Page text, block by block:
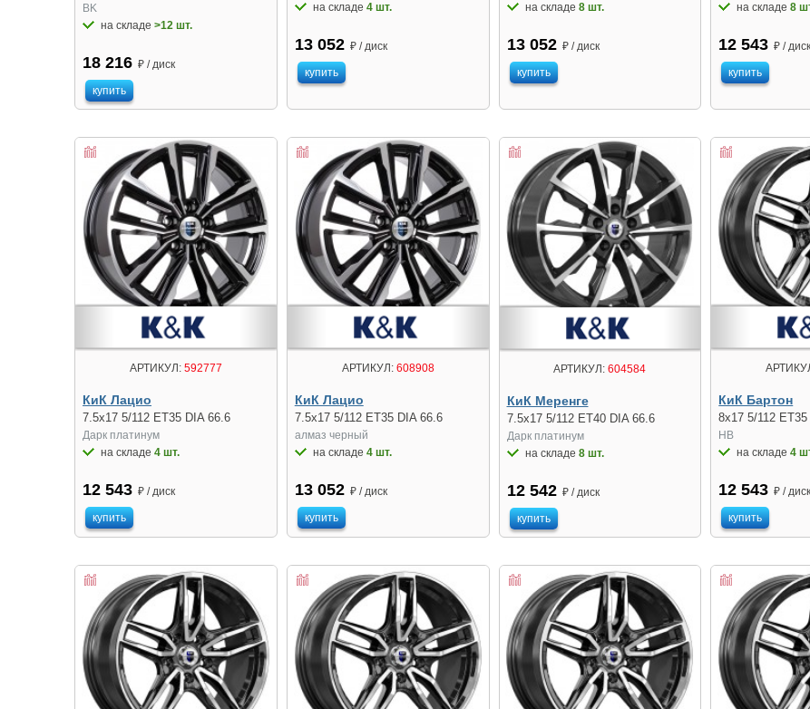
BK
на складе >12 шт.
18 216 ₽ / диск
купить
на складе 4 шт.
13 052 ₽ / диск
купить
на складе 8 шт.
13 052 ₽ / диск
купить
на складе8
12 543 ₽ / диск
купить
АРТИКУЛ:592777
КиК Лацио
7.5x17 5/112 ET35 DIA 66.6
Дарк платинум
на складе 4 шт.
12 543 ₽ / диск
купить
АРТИКУЛ:608908
КиК Лацио
7.5x17 5/112 ET35 DIA 66.6
алмаз чeрный
на складе 4 шт.
13 052 ₽ / диск
купить
АРТИКУЛ: 604584
КиК Меренге
7.5x17 5/112 ET40 DIA 66.6
Дарк платинум
на складе 8 шт.
12 542 ₽ / диск
купить
КиК Бартон
8x17 5/112
HB
на складе4
12 543 ₽ / диск
купить